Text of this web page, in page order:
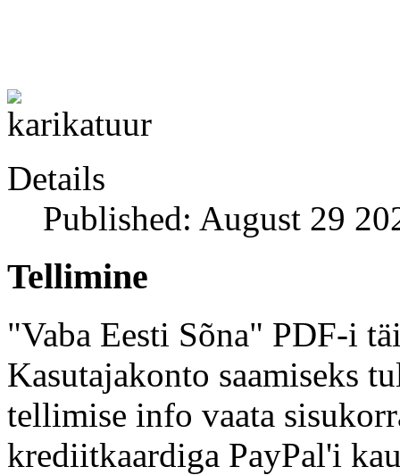
Details
Published: August 29
Tellimine
"Vaba Eesti Sõna" PDF-i
Kasutajakonto saamiseks
tellimise info vaata
krediitkaardiga PayPal'i